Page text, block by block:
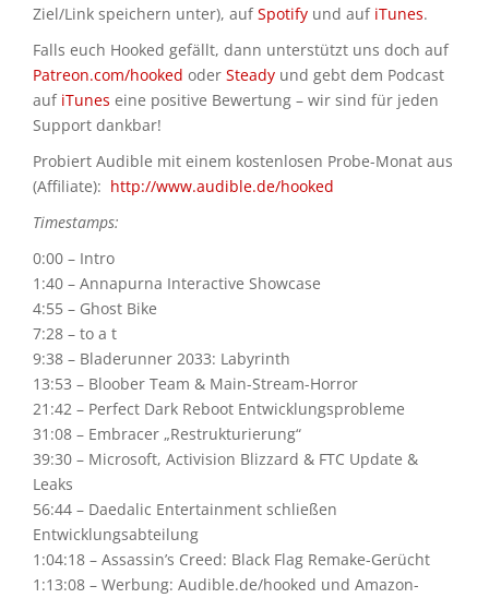
Ziel/Link speichern unter), aufSpotify und auf iTunes.
Falls euch Hooked gefällt, dann unterstützt uns doch auf
Patreon.com/hooked oder Steady und gebt dem Podcast
auf iTunes eine positive Bewertung – wir sind für jeden
Support dankbar!
Probiert Audible mit einem kostenlosen Probe-Monat aus
(Affiliate): http://www.audible.de/hooked
Timestamps:
0:00 – Intro
1:40 – Annapurna Interactive Showcase
4:55 – Ghost Bike
7:28 – to a t
9:38 – Bladerunner 2033: Labyrinth
13:53 – Bloober Team & Main-Stream-Horror
21:42 – Perfect Dark Reboot Entwicklungsprobleme
31:08 – Embracer „Restrukturierung“
39:30 – Microsoft, Activision Blizzard & FTC Update &
Leaks
56:44 – Daedalic Entertainment schließen
Entwicklungsabteilung
1:04:18 – Assassin’s Creed: Black Flag Remake-Gerücht
1:13:08 – Werbung: Audible.de/hooked und Amazon-